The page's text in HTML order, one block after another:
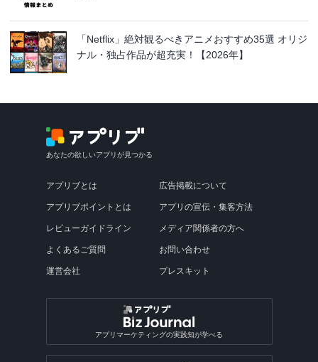
「Netflix」絶対観るべきアニメおすすめ35選 オリジ
ナル・独占作品が超充実！【2026年】
あなたの欲しいアプリが見つかる
アプリブとは
アプリブポイントとは
レビューガイドライン
よくあるご質問
運営会社
広告掲載について
アプリの宣伝・集客方法
メディア関係者の方へ
お問い合わせ
プレスキット
アプリマーケティングの実践知が学べる